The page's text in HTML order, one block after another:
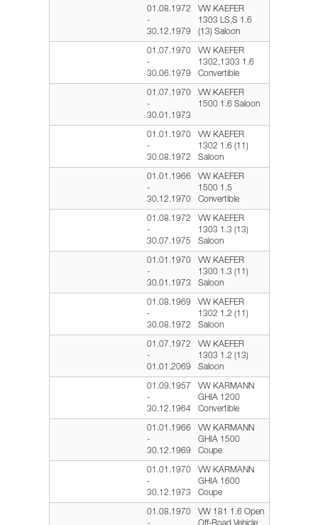
01.08.1972
-
30.12.1979
VW KAEFER
1303 LS,S 1.6
(13) Saloon
01.07.1970
-
30.06.1979
VW KAEFER
1302,1303 1.6
Convertible
01.07.1970
-
30.01.1973
VW KAEFER
1500 1.6 Saloon
01.01.1970
-
30.08.1972
VW KAEFER
1302 1.6 (11)
Saloon
01.01.1966
-
30.12.1970
VW KAEFER
1500 1.5
Convertible
01.08.1972
-
30.07.1975
VW KAEFER
1303 1.3 (13)
Saloon
01.01.1970
-
30.01.1973
VW KAEFER
1300 1.3 (11)
Saloon
01.08.1969
-
30.08.1972
VW KAEFER
1302 1.2 (11)
Saloon
01.07.1972
-
01.01.2069
VW KAEFER
1303 1.2 (13)
Saloon
01.09.1957
-
30.12.1964
VW KARMANN
GHIA 1200
Convertible
01.01.1966
-
30.12.1969
VW KARMANN
GHIA 1500
Coupe
01.01.1970
-
30.12.1973
VW KARMANN
GHIA 1600
Coupe
01.08.1970
VW 181 1.6 Open